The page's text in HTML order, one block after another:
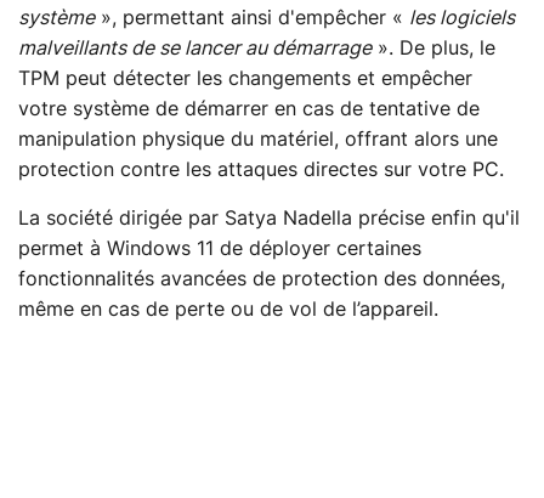
système», permettant ainsi d'empêcher « les logiciels
malveillants de se lancer au démarrage». De plus, le
TPM peut détecter les changements et empêcher
votre système de démarrer en cas de tentative de
manipulation physique du matériel, offrant alors une
protection contre les attaques directes sur votre PC.
La société dirigée par Satya Nadella précise enfin qu'il
permet à Windows 11 de déployer certaines
fonctionnalités avancées de protection des données,
même en cas de perte ou de vol de l’appareil.